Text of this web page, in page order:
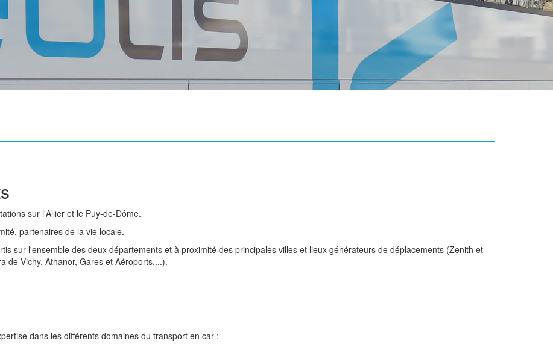
sur l'Allier et le Puy-de-Dôme.
partenaires de la vie locale.
sur l'ensemble des deux départements et à proximité des principales villes et lieux générateurs de déplacements (Zenith et
de Vichy, Athanor, Gares et Aéroports,...).
dans les différents domaines du transport en car :